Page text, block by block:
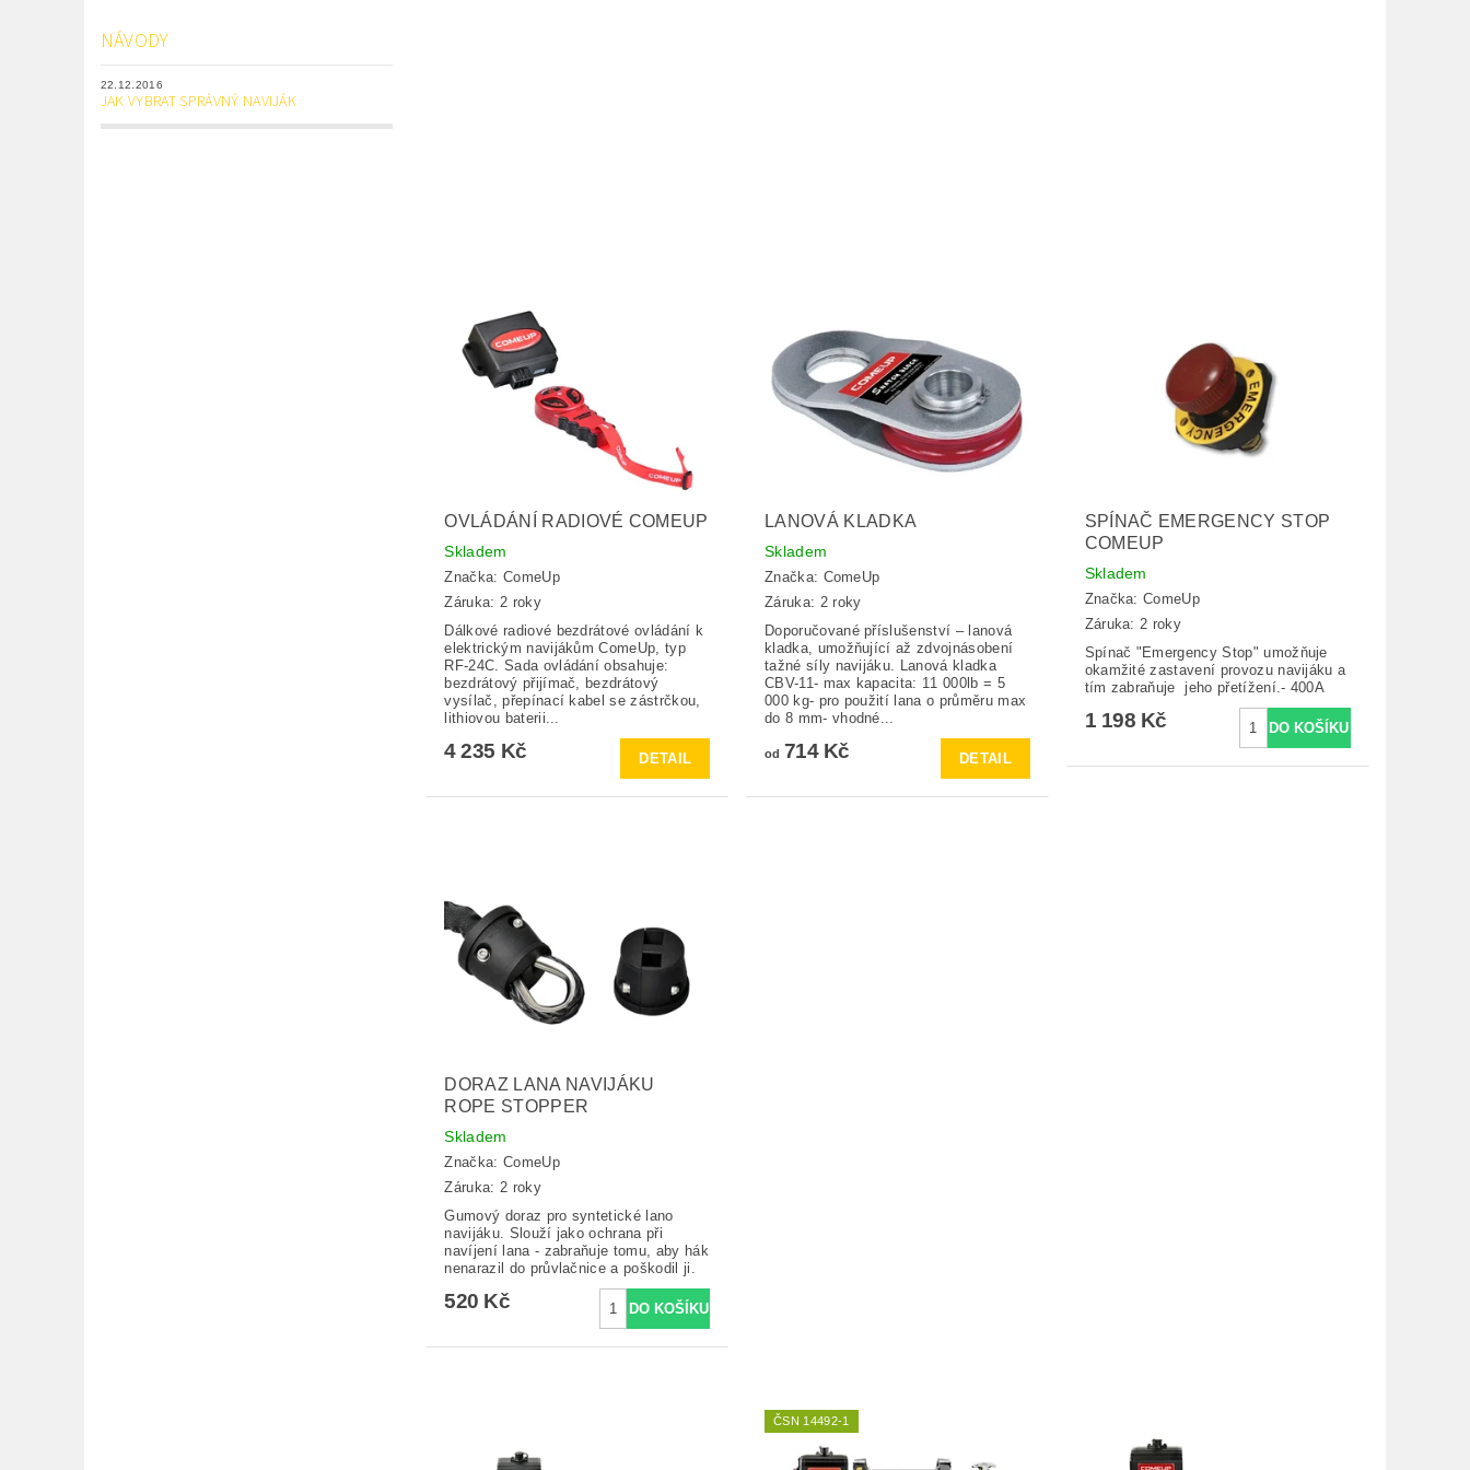
NÁVODY
22.12.2016
JAK VYBRAT SPRÁVNÝ NAVIJÁK
OVLÁDÁNÍ RADIOVÉ COMEUP
Skladem
Značka: ComeUp
Záruka: 2 roky
Dálkové radiové bezdrátové ovládání k
elektrickým navijákům ComeUp, typ
RF-24C. Sada ovládání obsahuje:
bezdrátový přijímač, bezdrátový
vysílač, přepínací kabel se zástrčkou,
lithiovou baterii...
4 235 Kč DETAIL
LANOVÁ KLADKA
Skladem
Značka: ComeUp
Záruka: 2 roky
Doporučované příslušenství – lanová
kladka, umožňující až zdvojnásobení
tažné síly navijáku. Lanová kladka
CBV-11- max kapacita: 11 000lb = 5
000 kg- pro použití lana o průměru max
do 8 mm- vhodné...
od 714 Kč DETAIL
SPÍNAČ EMERGENCY STOP
COMEUP
Skladem
Značka:ComeUp
Záruka: 2 roky
Spínač "Emergency Stop" umožňuje
okamžité zastavení provozu navijáku a
tím zabraňuje jeho přetížení.- 400A
1 198 Kč
DORAZ LANA NAVIJÁKU
ROPE STOPPER
Skladem
Značka: ComeUp
Záruka: 2 roky
Gumový doraz pro syntetické lano
navijáku. Slouží jako ochrana při
navíjení lana - zabraňuje tomu, aby hák
nenarazil do průvlačnice a poškodil ji.
520 Kč
ČSN 14492-1